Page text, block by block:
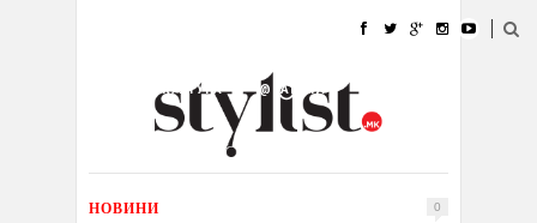
УБАВИНА
КУЛТУРА @РАБОТА
ИЗЛОГ
НОВИНИ 0